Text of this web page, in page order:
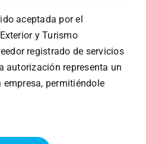
aceptada por el
y Turismo
registrado de servicios
autorización representa un
permitiéndole